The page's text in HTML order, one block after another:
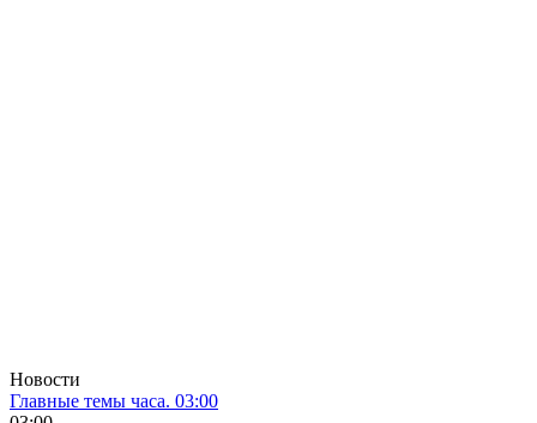
Новости
Главные темы часа. 03:00